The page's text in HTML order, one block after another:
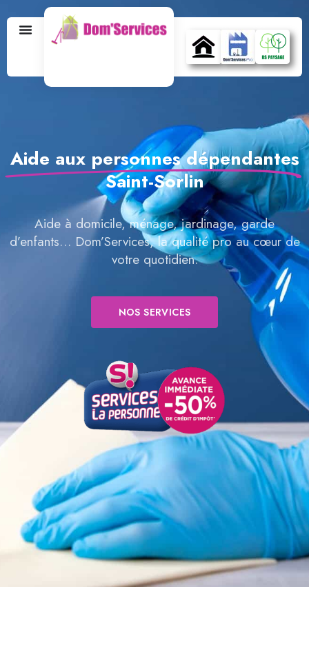
Aide aux personnes dépendantes
Saint-Sorlin
Aide à domicile, ménage, jardinage, garde
d’enfants… Dom’Services, la qualité pro au cœur de
votre quotidien.
NOS SERVICES